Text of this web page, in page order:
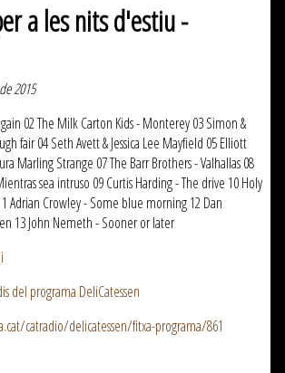
a les nits d'estiu -
2015
02 The Milk Carton Kids - Monterey 03 Simon &
fair 04 Seth Avett & Jessica Lee Mayfield 05 Elliott
Marling Strange 07 The Barr Brothers - Valhallas 08
sea intruso 09 Curtis Harding - The drive 10 Holy
Adrian Crowley - Some blue morning 12 Dan
13 John Nemeth - Sooner or later
del programa DeliCatessen
catradio/delicatessen/fitxa-programa/861